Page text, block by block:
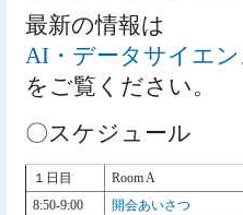
最新の情報は
AI・データサイエ
をご覧ください。
〇スケジュール
１日目
Room A
8:50-9:00
開会あいさつ